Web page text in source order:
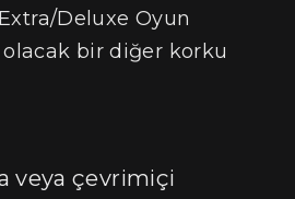
Deluxe Oyun
bir diğer korku
veya çevrimiçi